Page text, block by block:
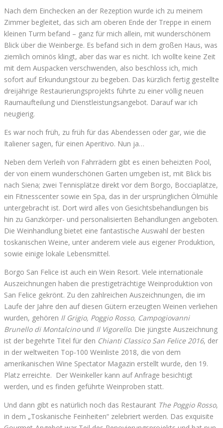
Nach dem Einchecken an der Rezeption wurde ich zu meinem
Zimmer begleitet, das sich am oberen Ende der Treppe in einem
kleinen Turm befand – ganz für mich allein, mit wunderschönem
Blick über die Weinberge. Es befand sich in dem großen Haus, was
ziemlich ominös klingt, aber das war es nicht. Ich wollte keine Zeit
mit dem Auspacken verschwenden, also beschloss ich, mich
sofort auf Erkundungstour zu begeben. Das kürzlich fertig gestellte
dreijährige Restaurierungsprojekts führte zu einer völlig neuen
Raumaufteilung und Dienstleistungsangebot. Darauf war ich
neugierig.
Es war noch früh, zu früh für das Abendessen oder gar, wie die
Italiener sagen, für einen Aperitivo. Nun ja…
Neben dem Verleih von Fahrrädern gibt es einen beheizten Pool,
der von einem wunderschönen Garten umgeben ist, mit Blick bis
nach Siena; zwei Tennisplätze direkt vor dem Borgo, Bocciaplätze,
ein Fitnesscenter sowie ein Spa, das in der ursprünglichen Ölmühle
untergebracht ist. Dort wird alles von Gesichtsbehandlungen bis
hin zu Ganzkörper- und personalisierten Behandlungen angeboten.
Die Weinhandlung bietet eine fantastische Auswahl der besten
toskanischen Weine, unter anderem viele aus eigener Produktion,
sowie einige lokale Lebensmittel.
Borgo San Felice ist auch ein Wein Resort. Viele internationale
Auszeichnungen haben die prestigeträchtige Weinproduktion von
San Felice gekrönt. Zu den zahlreichen Auszeichnungen, die im
Laufe der Jahre den auf diesen Gütern erzeugten Weinen verliehen
wurden, gehören Il Grigio, Poggio Rosso, Campogiovanni
Brunello di Montalcinound Il Vigorello. Die jüngste Auszeichnung
ist der begehrte Titel für den Chianti Classico San Felice 2016, der
in der weltweiten Top-100 Weinliste 2018, die von dem
amerikanischen Wine Spectator Magazin erstellt wurde, den 19.
Platz erreichte. Der Weinkeller kann auf Anfrage besichtigt
werden, und es finden geführte Weinproben statt.
Und dann gibt es natürlich noch das Restaurant The Poggio Rosso,
in dem „Toskanische Feinheiten“ zelebriert werden. Das exquisite